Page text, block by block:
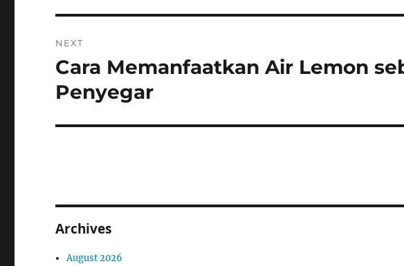
NEXT
Next
post:
Cara Memanfaatkan Air Lemon
Penyegar
Archives
August 2026